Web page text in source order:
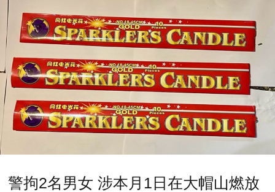
警拘2名男女 涉本月1日在大帽山燃放